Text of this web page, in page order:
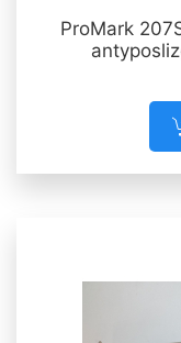
ProMark